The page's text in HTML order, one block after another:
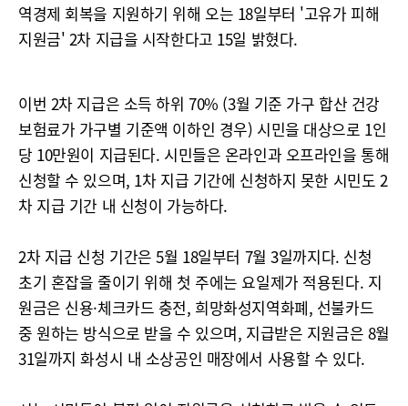
역경제 회복을 지원하기 위해 오는 18일부터 '고유가 피해
지원금' 2차 지급을 시작한다고 15일 밝혔다.
이번 2차 지급은 소득 하위 70% (3월 기준 가구 합산 건강
보험료가 가구별 기준액 이하인 경우) 시민을 대상으로 1인
당 10만원이 지급된다. 시민들은 온라인과 오프라인을 통해
신청할 수 있으며, 1차 지급 기간에 신청하지 못한 시민도 2
차 지급 기간 내 신청이 가능하다.
2차 지급 신청 기간은 5월 18일부터 7월 3일까지다. 신청
초기 혼잡을 줄이기 위해 첫 주에는 요일제가 적용된다. 지
원금은 신용·체크카드 충전, 희망화성지역화폐, 선불카드
중 원하는 방식으로 받을 수 있으며, 지급받은 지원금은 8월
31일까지 화성시 내 소상공인 매장에서 사용할 수 있다.